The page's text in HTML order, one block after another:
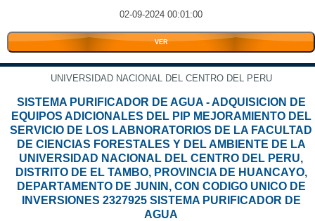
02-09-2024 00:01:00
VER
UNIVERSIDAD NACIONAL DEL CENTRO DEL PERU
SISTEMA PURIFICADOR DE AGUA - ADQUISICION DE
EQUIPOS ADICIONALES DEL PIP MEJORAMIENTO DEL
SERVICIO DE LOS LABNORATORIOS DE LA FACULTAD
DE CIENCIAS FORESTALES Y DEL AMBIENTE DE LA
UNIVERSIDAD NACIONAL DEL CENTRO DEL PERU,
DISTRITO DE EL TAMBO, PROVINCIA DE HUANCAYO,
DEPARTAMENTO DE JUNIN, CON CODIGO UNICO DE
INVERSIONES 2327925 SISTEMA PURIFICADOR DE
AGUA